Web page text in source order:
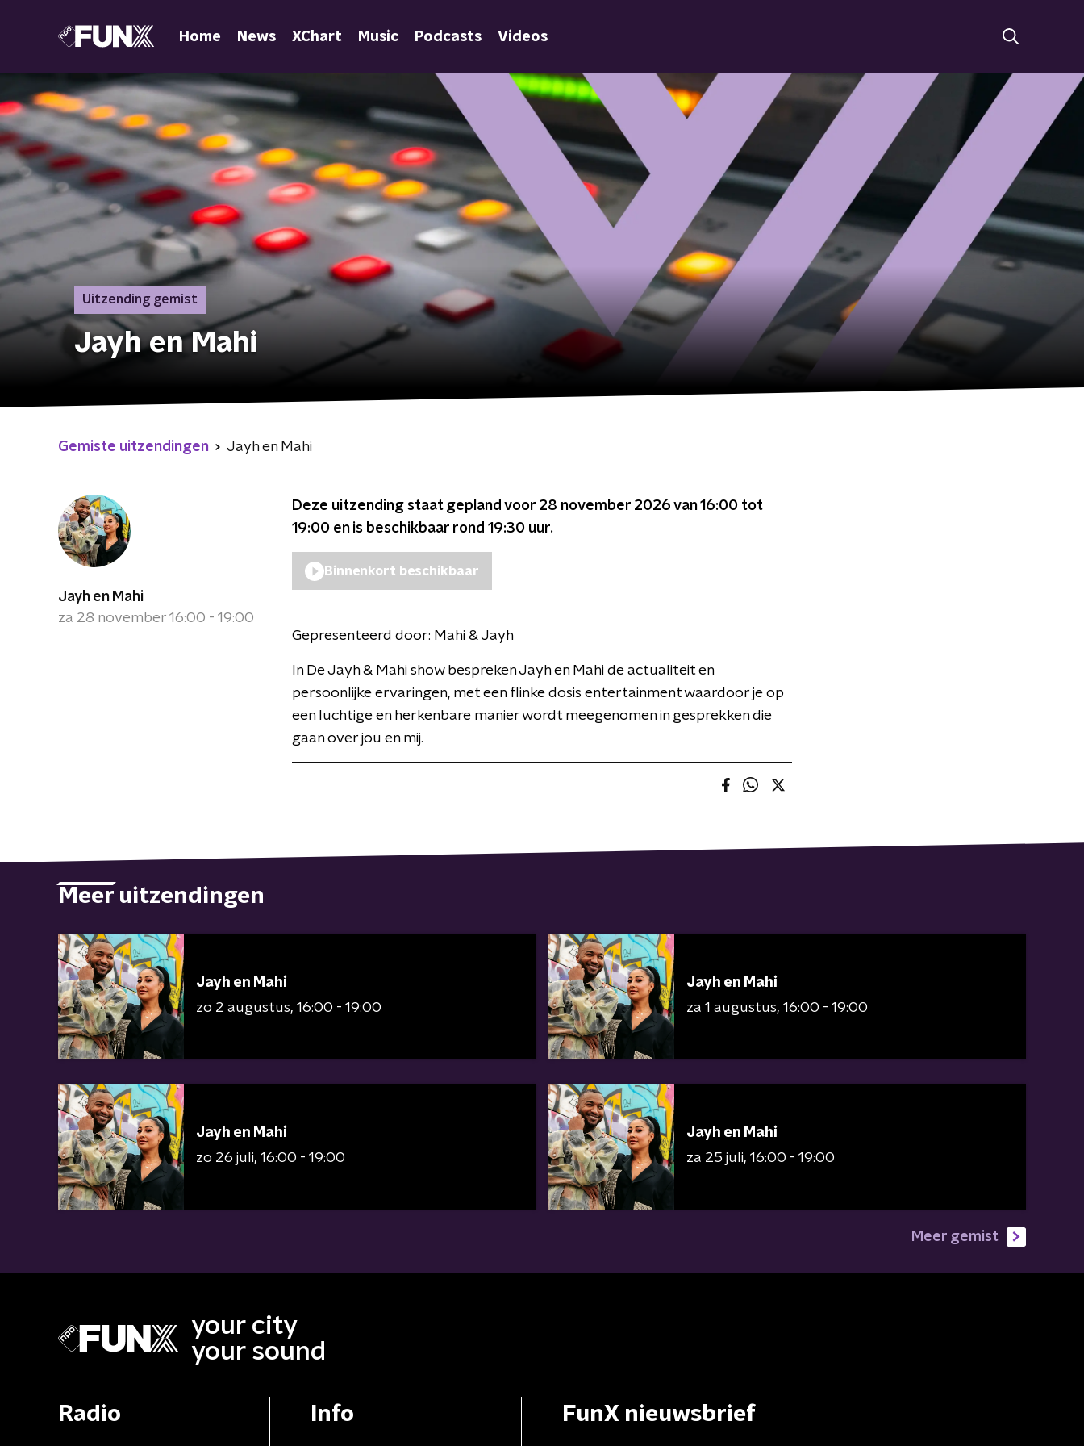
Home News XChart Music Podcasts Videos
Uitzending gemist
Jayh en Mahi
Gemiste uitzendingen Jayh en Mahi
Jayh en Mahi
za 28 november 16:00 - 19:00
Deze uitzending staat gepland voor 28 november 2026 van 16:00 tot
19:00 en is beschikbaar rond 19:30 uur.
Binnenkort beschikbaar
Gepresenteerd door: Mahi & Jayh
In De Jayh & Mahi show bespreken Jayh en Mahi de actualiteit en
persoonlijke ervaringen, met een flinke dosis entertainment waardoor je op
een luchtige en herkenbare manier wordt meegenomen in gesprekken die
gaan over jou en mij.
Meer uitzendingen
Jayh en Mahi
zo 2 augustus 16:00 - 19:00
Jayh en Mahi
za 1 augustus 16:00 - 19:00
Jayh en Mahi
zo 26 juli 16:00 - 19:00
Jayh en Mahi
za 25 juli 16:00 - 19:00
Meer gemist
your city
your sound
Radio Info FunX nieuwsbrief